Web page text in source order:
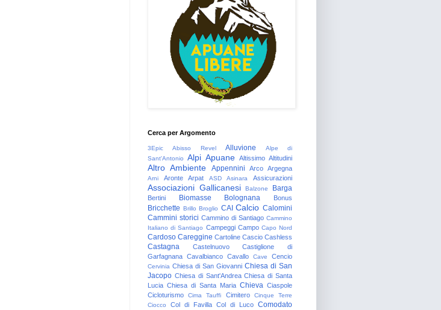
Cerca per Argomento
3Epic Abisso Revel Alluvione
Alpe di
Sant'Antonio
Alpi Apuane Altissimo Altitudini
Altro Ambiente Appennini Arco Argegna
Arni Aronte Arpat ASD Asinara Assicurazioni
Associazioni Gallicanesi Balzone Barga
Bertini Biomasse Bolognana Bonus
Bricchette Brillo Broglio CAI Calcio Calomini
Cammini storici Cammino di Santiago Cammino
Italiano di Santiago Campeggi Campo Capo Nord
Cardoso Careggine Cartoline Cascio Cashless
Castagna Castelnuovo
Castiglione di
Garfagnana Cavalbianco Cavallo Cave Cencio
Cervinia Chiesa di San Giovanni Chiesa di San
Jacopo Chiesa di Sant'Andrea Chiesa di Santa
Lucia Chiesa di Santa Maria Chieva Ciaspole
Cicloturismo
Cima Tauffi Cimitero
Cinque Terre
Ciocco
Col di Favilla Col di Luco Comodato